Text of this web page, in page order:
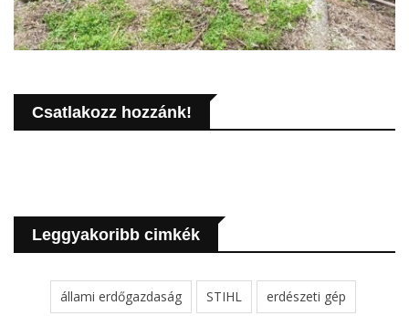
Csatlakozz hozzánk!
Leggyakoribb cimkék
állami erdőgazdaság STIHL erdészeti gép